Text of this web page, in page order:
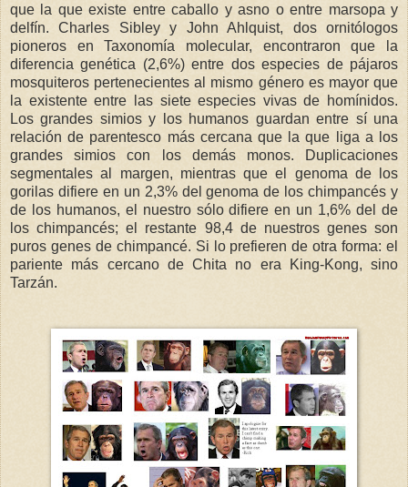
que la que existe entre caballo y asno o entre marsopa y
delfín. Charles Sibley y John Ahlquist, dos ornitólogos
pioneros en Taxonomía molecular, encontraron que la
diferencia genética (2,6%) entre dos especies de pájaros
mosquiteros pertenecientes al mismo género es mayor que
la existente entre las siete especies vivas de homínidos.
Los grandes simios y los humanos guardan entre sí una
relación de parentesco más cercana que la que liga a los
grandes simios con los demás monos. Duplicaciones
segmentales al margen, mientras que el genoma de los
gorilas difiere en un 2,3% del genoma de los chimpancés y
de los humanos, el nuestro sólo difiere en un 1,6% del de
los chimpancés; el restante 98,4 de nuestros genes son
puros genes de chimpancé. Si lo prefieren de otra forma: el
pariente más cercano de Chita no era King-Kong, sino
Tarzán.